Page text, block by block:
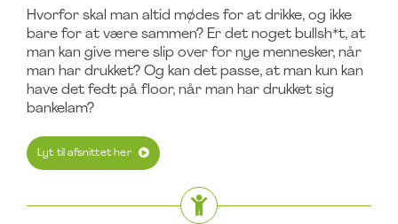
Hvorfor skal man altid mødes for at drikke, og ikke
bare for at være sammen? Er det noget bullsh*t, at
man kan give mere slip over for nye mennesker, når
man har drukket? Og kan det passe, at man kun kan
have det fedt på floor, når man har drukket sig
bankelam?
Lyt til afsnittet her